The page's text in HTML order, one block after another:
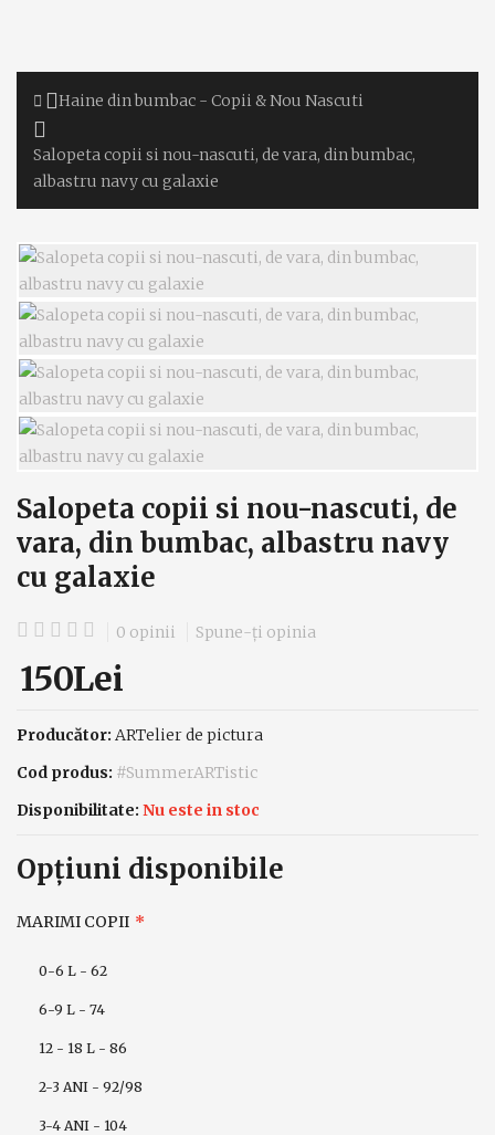
Haine din bumbac - Copii & Nou Nascuti
Salopeta copii si nou-nascuti, de vara, din bumbac,
albastru navy cu galaxie
Salopeta copii si nou-nascuti, de
vara, din bumbac, albastru navy
cu galaxie
0 opinii Spune-ţi opinia
150Lei
Producător: ARTelier de pictura
Cod produs: #SummerARTistic
Disponibilitate: Nu este in stoc
Opţiuni disponibile
MARIMI COPII
0-6 L - 62
6-9 L - 74
12 - 18 L - 86
2-3 ANI - 92/98
3-4 ANI - 104